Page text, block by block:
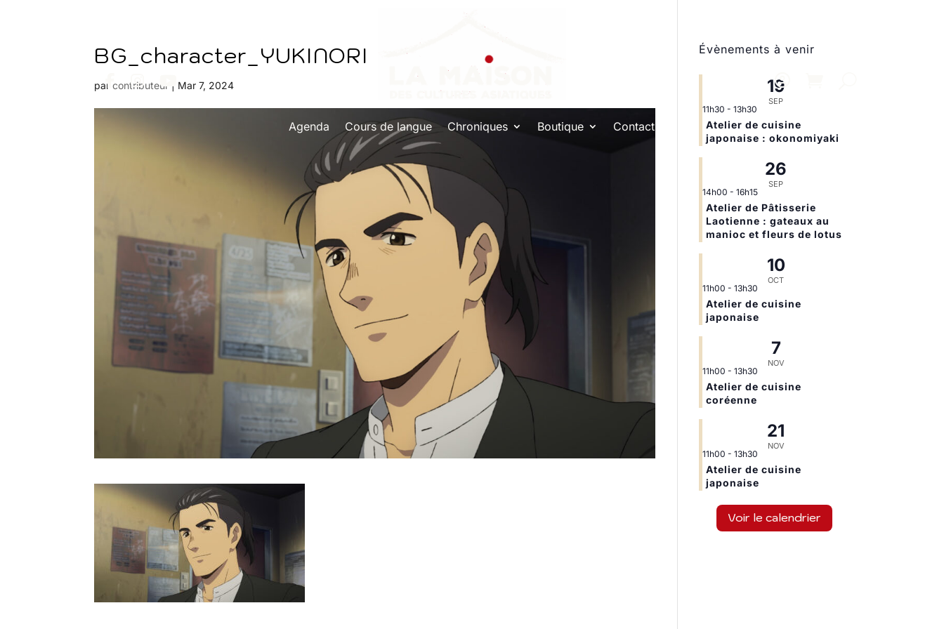
Agenda Cours de langue Chroniques Boutique Contact
BG_character_YUKINORI
parcontributeur | Mar 7, 2024
Évènements à venir
19
SEP
11h30 - 13h30
Atelier de cuisine
japonaise : okonomiyaki
26
SEP
14h00 - 16h15
Atelier de Pâtisserie
Laotienne : gateaux au
manioc et fleurs de lotus
10
OCT
11h00 - 13h30
Atelier de cuisine
japonaise
7
NOV
11h00 - 13h30
Atelier de cuisine
coréenne
21
NOV
11h00 - 13h30
Atelier de cuisine
japonaise
Voir le calendrier